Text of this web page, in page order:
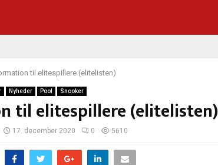
til elitespillere (elitelisten)
Nyheder Pool Snooker
til elitespillere (elitelisten)
17. december 2020 0 5610